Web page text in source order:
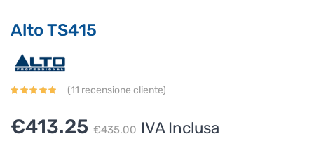
Alto TS415
(11 recensione cliente)
€435.00 Il
€413.25
Il
IVA Inclusa